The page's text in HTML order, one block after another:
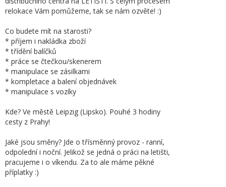
relokace Vám pomůžeme, tak se nám ozvěte! :)
Co budete mít na starosti?
* příjem i nakládka zboží
* třídění balíčků
* práce se čtečkou/skenerem
* manipulace se zásilkami
* kompletace a balení objednávek
* manipulace s vozíky
Kde? Ve městě Leipzig (Lipsko). Pouhé 3 hodiny
cesty z Prahy!
Jaké jsou směny? Jde o třísměnný provoz - ranní,
odpolední i noční. Jelikož se jedná o práci na letišti,
pracujeme i o víkendu. Za to ale máme pěkné
příplatky :)